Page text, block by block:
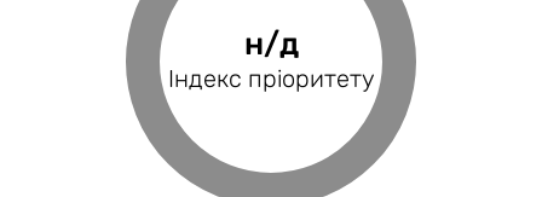
н/д
Індекс пріоритету
17%
Фінансове
покриття
н/д
Індекс BRP
н/д
Оцінка проєкту